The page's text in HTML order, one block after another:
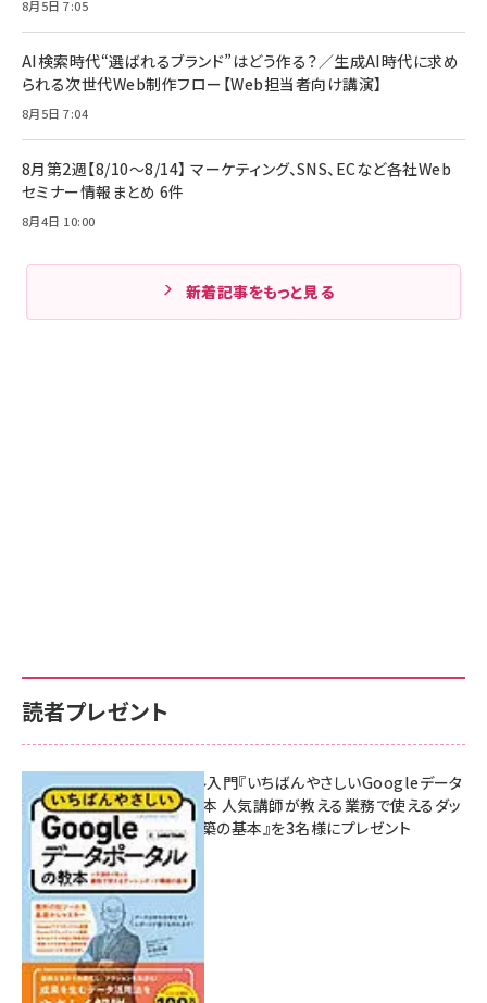
8月5日 7:05
AI検索時代“選ばれるブランド”はどう作る？／生成AI時代に求め
られる次世代Web制作フロー【Web担当者向け講演】
8月5日 7:04
8月第2週【8/10～8/14】 マーケティング、SNS、ECなど各社Web
セミナー情報まとめ 6件
8月4日 10:00
新着記事をもっと見る
読者プレゼント
無料BIツール入門『いちばんやさしいGoogleデータ
ポータルの教本 人気講師が教える業務で使えるダッ
シュボード構築の基本』を3名様にプレゼント
7月31日 10:00